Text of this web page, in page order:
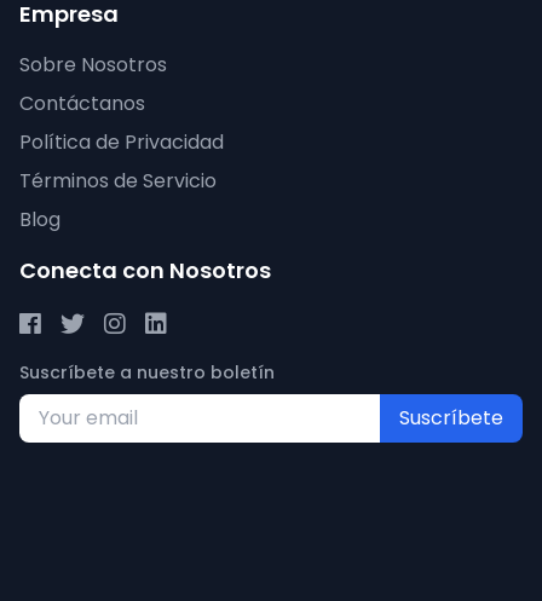
Empresa
Sobre Nosotros
Contáctanos
Política de Privacidad
Términos de Servicio
Blog
Conecta con Nosotros
Suscríbete a nuestro boletín
Suscríbete